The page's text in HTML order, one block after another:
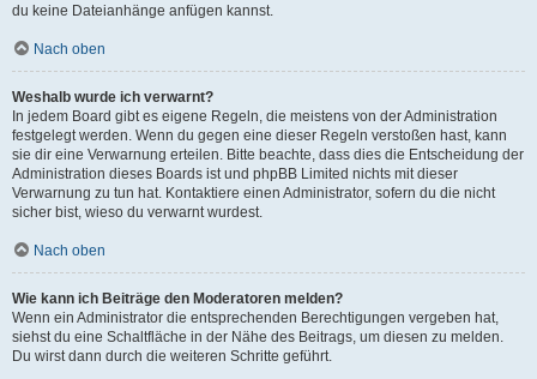
du keine Dateianhänge anfügen kannst.
Nach oben
Weshalb wurde ich verwarnt?
In jedem Board gibt es eigene Regeln, die meistens von der Administration
festgelegt werden. Wenn du gegen eine dieser Regeln verstoßen hast, kann
sie dir eine Verwarnung erteilen. Bitte beachte, dass dies die Entscheidung der
Administration dieses Boards ist und phpBB Limited nichts mit dieser
Verwarnung zu tun hat. Kontaktiere einen Administrator, sofern du die nicht
sicher bist, wieso du verwarnt wurdest.
Nach oben
Wie kann ich Beiträge den Moderatoren melden?
Wenn ein Administrator die entsprechenden Berechtigungen vergeben hat,
siehst du eine Schaltfläche in der Nähe des Beitrags, um diesen zu melden.
Du wirst dann durch die weiteren Schritte geführt.